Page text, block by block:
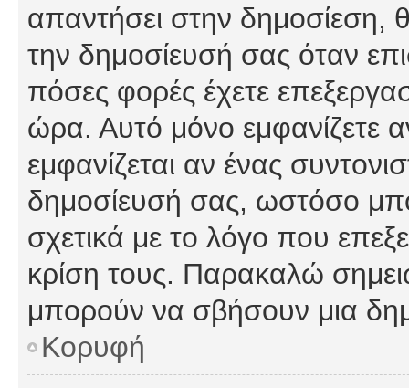
απαντήσει στην δημοσίεση,
την δημοσίευσή σας όταν
πόσες φορές έχετε
ώρα. Αυτό μόνο εμφανίζετε
εμφανίζεται αν ένας
δημοσίευσή σας, ωστόσο
σχετικά με το λόγο που
κρίση τους. Παρακαλώ
μπορούν να σβήσουν μια
Κορυφή